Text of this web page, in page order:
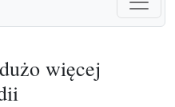
więcej